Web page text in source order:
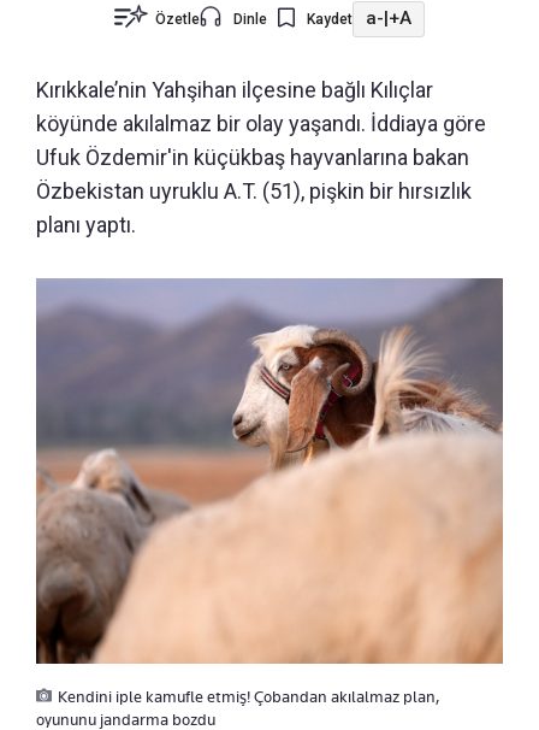
Özetle Dinle Kaydet a- +A
Kırıkkale’nin Yahşihan ilçesine bağlı Kılıçlar
köyünde akılalmaz bir olay yaşandı. İddiaya göre
Ufuk Özdemir'in küçükbaş hayvanlarına bakan
Özbekistan uyruklu A.T. (51), pişkin bir hırsızlık
planı yaptı.
Kendini iple kamufle etmiş! Çobandan akılalmaz plan,
oyununu jandarma bozdu